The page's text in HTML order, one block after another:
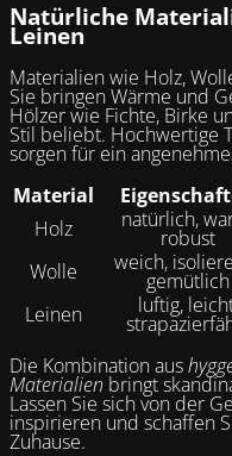
Natürliche
Leinen
Materialien wie Holz,
Sie bringen Wärme und
Hölzer wie Fichte, Birke
Stil beliebt. Hochwertige
sorgen für ein
Material
Holz
natürlich,
robust
Wolle
weich,
gemütlich
Leinen
luftig,
Die Kombination aus
Materialien bringt
Lassen Sie sich von der
inspirieren und schaffen
Zuhause.